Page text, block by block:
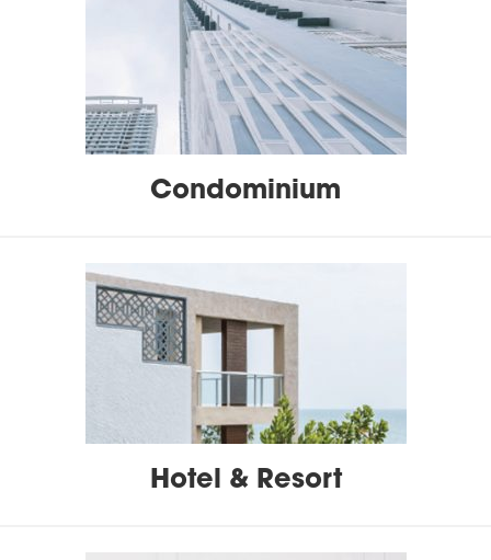
Condominium
Hotel & Resort